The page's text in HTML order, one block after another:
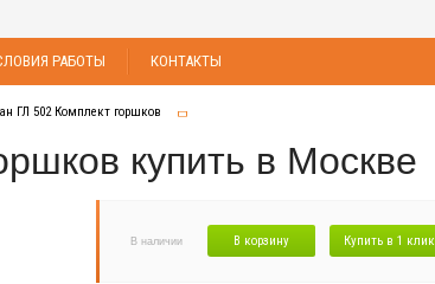
РАБОТЫ КОНТАКТЫ
ГЛ 502 Комплект горшков
купить в Москве
В наличии В корзину
Купить в 1 клик